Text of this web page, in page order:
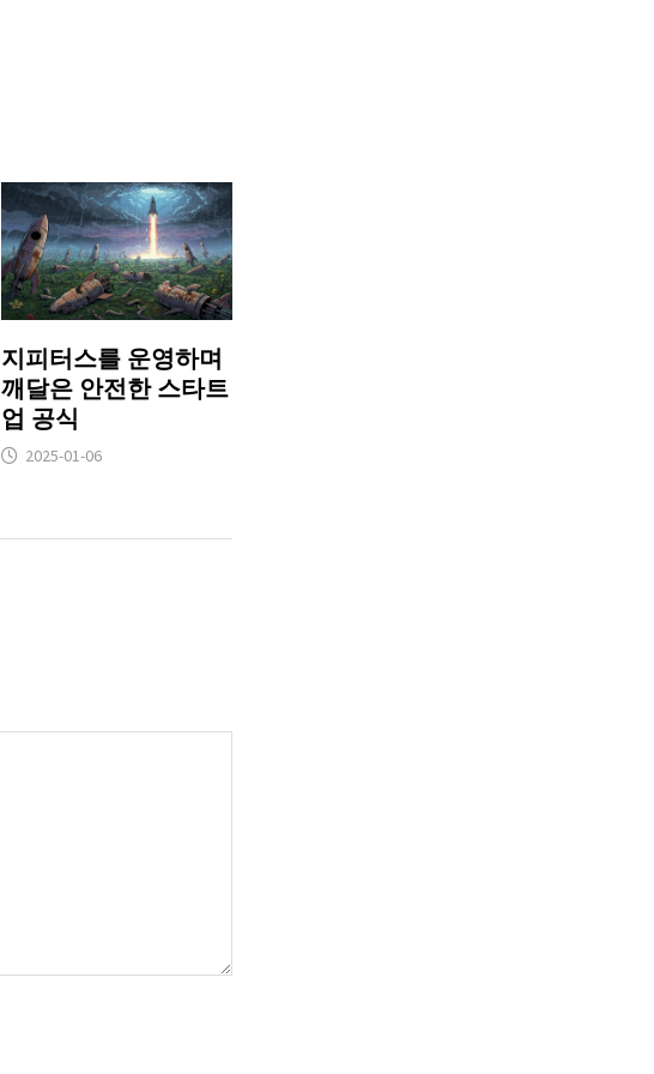
지피터스를 운영하며
깨달은 안전한 스타트
업 공식
2025-01-06